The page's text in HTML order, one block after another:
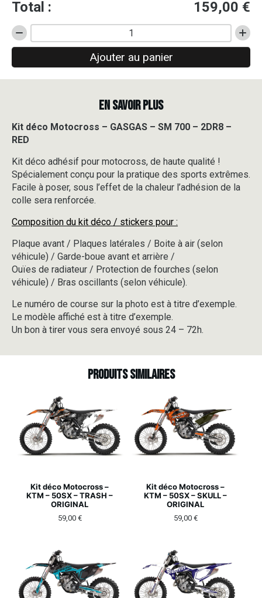
Total : 159,00 €
quantité
de
déco
Motocross
SM
700
2DR8
-
RED
Ajouter au panier
EN SAVOIR PLUS
Kit déco Motocross – GASGAS – SM 700 – 2DR8 –
RED
Kit déco adhésif pour motocross, de haute qualité !
Spécialement conçu pour la pratique des sports extrêmes.
Facile à poser, sous l’effet de la chaleur l’adhésion de la
colle sera renforcée.
Composition du kit déco / stickers pour :
Plaque avant / Plaques latérales / Boite à air (selon
véhicule) / Garde-boue avant et arrière /
Ouïes de radiateur / Protection de fourches (selon
véhicule) / Bras oscillants (selon véhicule).
Le numéro de course sur la photo est à titre d’exemple.
Le modèle affiché est à titre d’exemple.
Un bon à tirer vous sera envoyé sous 24 – 72h.
Produits similaires
Kit déco Motocross –
KTM – 50SX – TRASH –
ORIGINAL
59,00 €
Kit déco Motocross –
KTM – 50SX – SKULL –
ORIGINAL
59,00 €